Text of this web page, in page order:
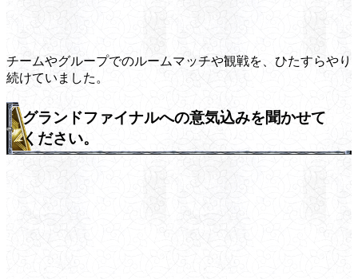
チームやグループでのルームマッチや観戦を、ひたすらやり
続けていました。
グランドファイナルへの意気込みを聞かせて
ください。